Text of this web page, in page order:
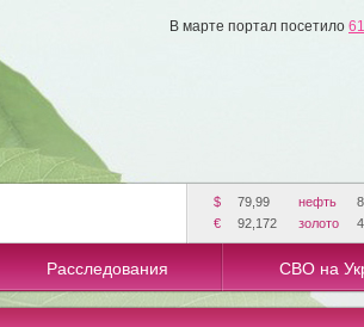
В марте портал посетило
$ 79,99 нефть
€
92,172 золото
Расследования СВО на